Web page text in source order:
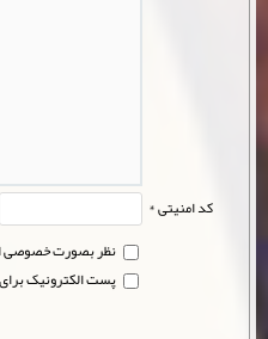
کد امنیتی *
نظر بصورت خصوصی
پست الکترونیک برای